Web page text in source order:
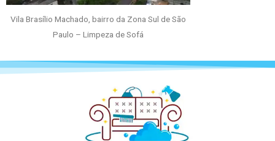
Vila Brasílio Machado, bairro da Zona Sul de São
Paulo – Limpeza de Sofá